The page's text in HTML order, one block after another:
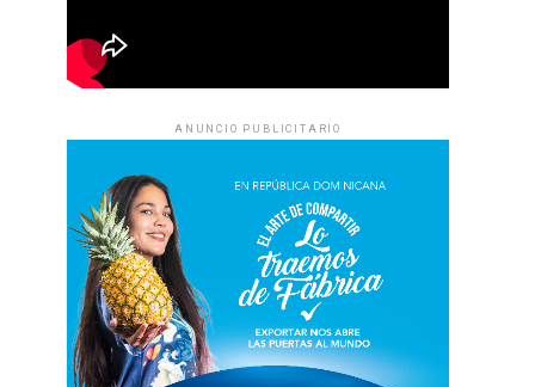
ANUNCIO PUBLICITARIO